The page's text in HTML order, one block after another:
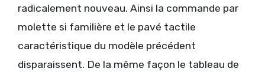
radicalement nouveau. Ainsi la commande par
molette si familière et le pavé tactile
caractéristique du modèle précédent
disparaissent. De la même façon le tableau de